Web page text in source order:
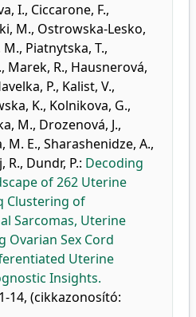
I., Ciccarone, F.,
M., Ostrowska-Lesko,
M., Piatnytska, T.,
, Marek, R., Hausnerová,
P., Kalist, V.,
K., Kolnikova, G.,
M., Drozenová, J.,
M. E., Sharashenidze, A.,
R., Dundr, P.: Decoding
of 262 Uterine
Clustering of
Sarcomas, Uterine
Ovarian Sex Cord
Uterine
Insights.
14, (cikkazonosító: